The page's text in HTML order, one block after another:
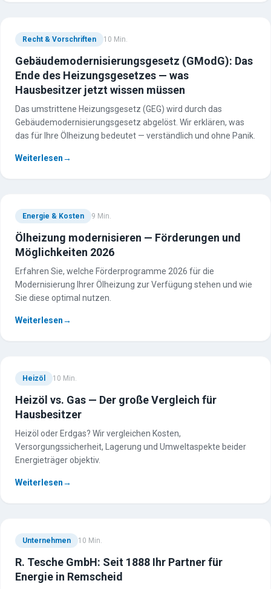
Recht & Vorschriften 10 Min.
Gebäudemodernisierungsgesetz (GModG): Das
Ende des Heizungsgesetzes — was
Hausbesitzer jetzt wissen müssen
Das umstrittene Heizungsgesetz (GEG) wird durch das
Gebäudemodernisierungsgesetz abgelöst. Wir erklären, was
das für Ihre Ölheizung bedeutet — verständlich und ohne Panik.
Weiterlesen→
Energie & Kosten 9 Min.
Ölheizung modernisieren — Förderungen und
Möglichkeiten 2026
Erfahren Sie, welche Förderprogramme 2026 für die
Modernisierung Ihrer Ölheizung zur Verfügung stehen und wie
Sie diese optimal nutzen.
Weiterlesen→
Heizöl 10 Min.
Heizöl vs. Gas — Der große Vergleich für
Hausbesitzer
Heizöl oder Erdgas? Wir vergleichen Kosten,
Versorgungssicherheit, Lagerung und Umweltaspekte beider
Energieträger objektiv.
Weiterlesen→
Unternehmen 10 Min.
R. Tesche GmbH: Seit 1888 Ihr Partner für
Energie in Remscheid